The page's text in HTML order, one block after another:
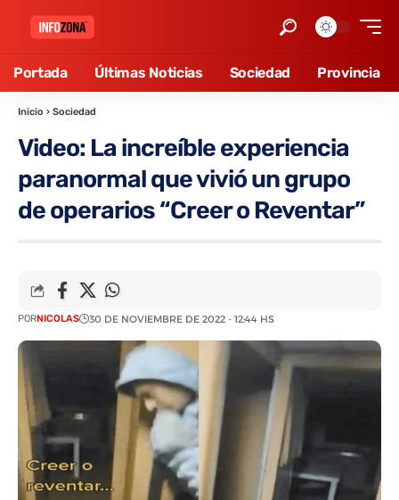
Portada Últimas Noticias Sociedad Provincia
Inicio › Sociedad
Video: La increíble experiencia
paranormal que vivió un grupo
de operarios “Creer o Reventar”
PORNICOLAS 30 DE NOVIEMBRE DE 2022 - 12:44 HS